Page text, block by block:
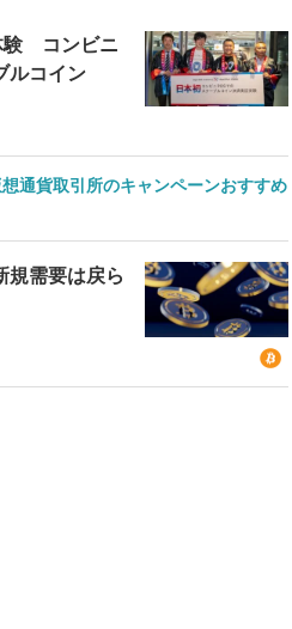
験 コンビニ
ルコイン
想通貨取引所のキャンペーンおすすめ
規需要は戻ら